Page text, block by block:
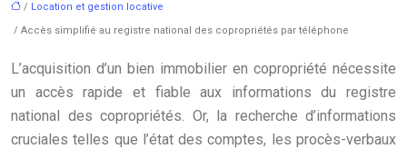
/ Location et gestion locative
/ Accès simplifié au registre national des copropriétés par téléphone
L’acquisition d’un bien immobilier en copropriété nécessite
un accès rapide et fiable aux informations du registre
national des copropriétés. Or, la recherche d’informations
cruciales telles que l’état des comptes, les procès-verbaux